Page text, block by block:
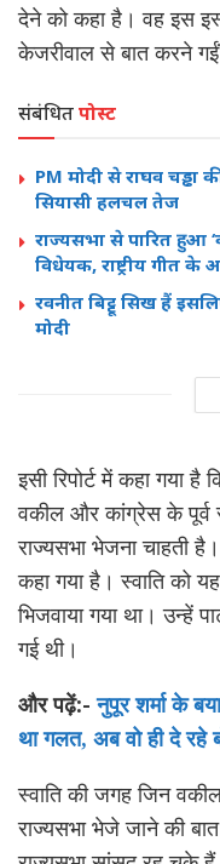
देने को कहा है। वह इस
केजरीवाल से बात करने
संबंधितपोस्ट
PM मोदी से राघव
सियासी हलचल तेज
राज्यसभा से पारित हुआ
विधेयक, राष्ट्रीय गीत के
रवनीत बिट्टू सिख हैं
मोदी
इसी रिपोर्ट में कहा गया
वकील और कांग्रेस के पूर्व
राज्यसभा भेजना चाहती
कहा गया है। स्वाति को
भिजवाया गया था। उन्हें
गई थी।
और पढ़ें:-नुपूर शर्मा के
था गलत, अब वो ही दे रहे
स्वाति की जगह जिन
राज्यसभा भेजे जाने की